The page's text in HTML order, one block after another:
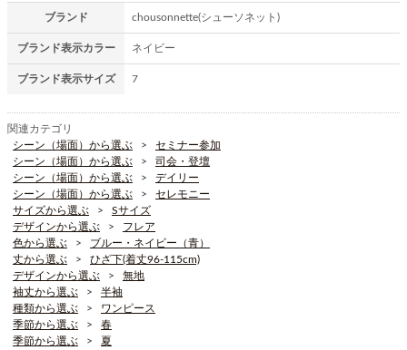
ブランド chousonnette(シューソネット)
ブランド表示カラー ネイビー
ブランド表示サイズ 7
関連カテゴリ
シーン（場面）から選ぶ
セミナー参加
シーン（場面）から選ぶ
司会・登壇
シーン（場面）から選ぶ
デイリー
シーン（場面）から選ぶ
セレモニー
サイズから選ぶ
Sサイズ
デザインから選ぶ
フレア
色から選ぶ
ブルー・ネイビー（青）
丈から選ぶ
ひざ下(着丈96-115cm)
デザインから選ぶ
無地
袖丈から選ぶ
半袖
種類から選ぶ
ワンピース
季節から選ぶ
春
季節から選ぶ
夏